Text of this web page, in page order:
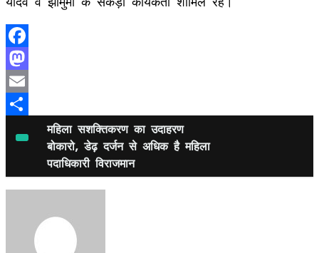
Facebook
Mastodon
Email
महिला सशक्तिकरण का उदाहरण
बोकारो, डेढ़ दर्जन से अधिक है महिला
पदाधिकारी विराजमान